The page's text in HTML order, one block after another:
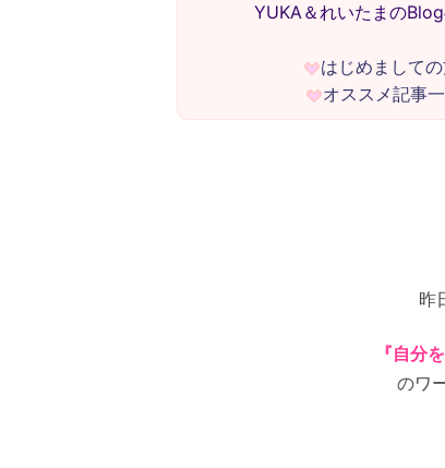
YUKA＆れいたまの
はじめまして
昨
『自分
のワ